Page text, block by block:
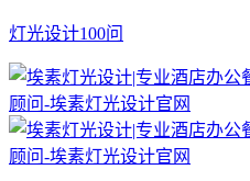
灯光设计100问